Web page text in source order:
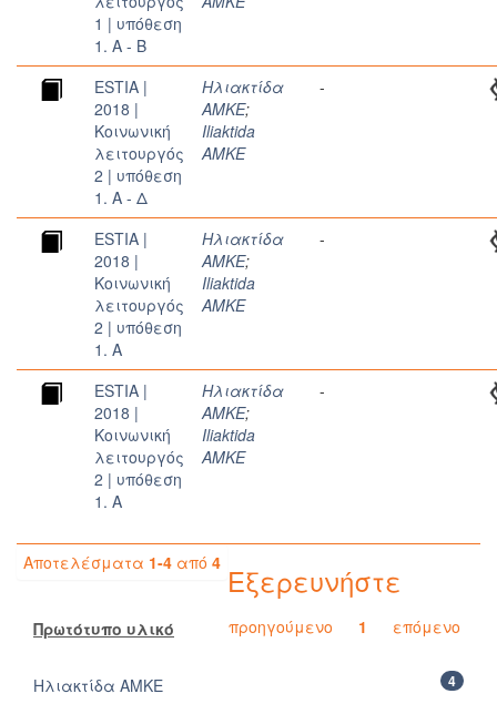
1 | υπόθεση
1. A - Β
ESTIA |
2018 |
Κοινωνική
λειτουργός
2 | υπόθεση
1. A - Δ
Ηλιακτίδα
ΑΜΚΕ;
Iliaktida
AMKE
-
ESTIA |
2018 |
Κοινωνική
λειτουργός
2 | υπόθεση
1. A
Ηλιακτίδα
ΑΜΚΕ;
Iliaktida
AMKE
-
ESTIA |
2018 |
Κοινωνική
λειτουργός
2 | υπόθεση
1. A
Ηλιακτίδα
ΑΜΚΕ;
Iliaktida
AMKE
-
Αποτελέσματα 1-4 από 4
προηγούμενο 1 επόμενο
Εξερευνήστε
Πρωτότυπο υλικό
4
Ηλιακτίδα ΑΜΚΕ